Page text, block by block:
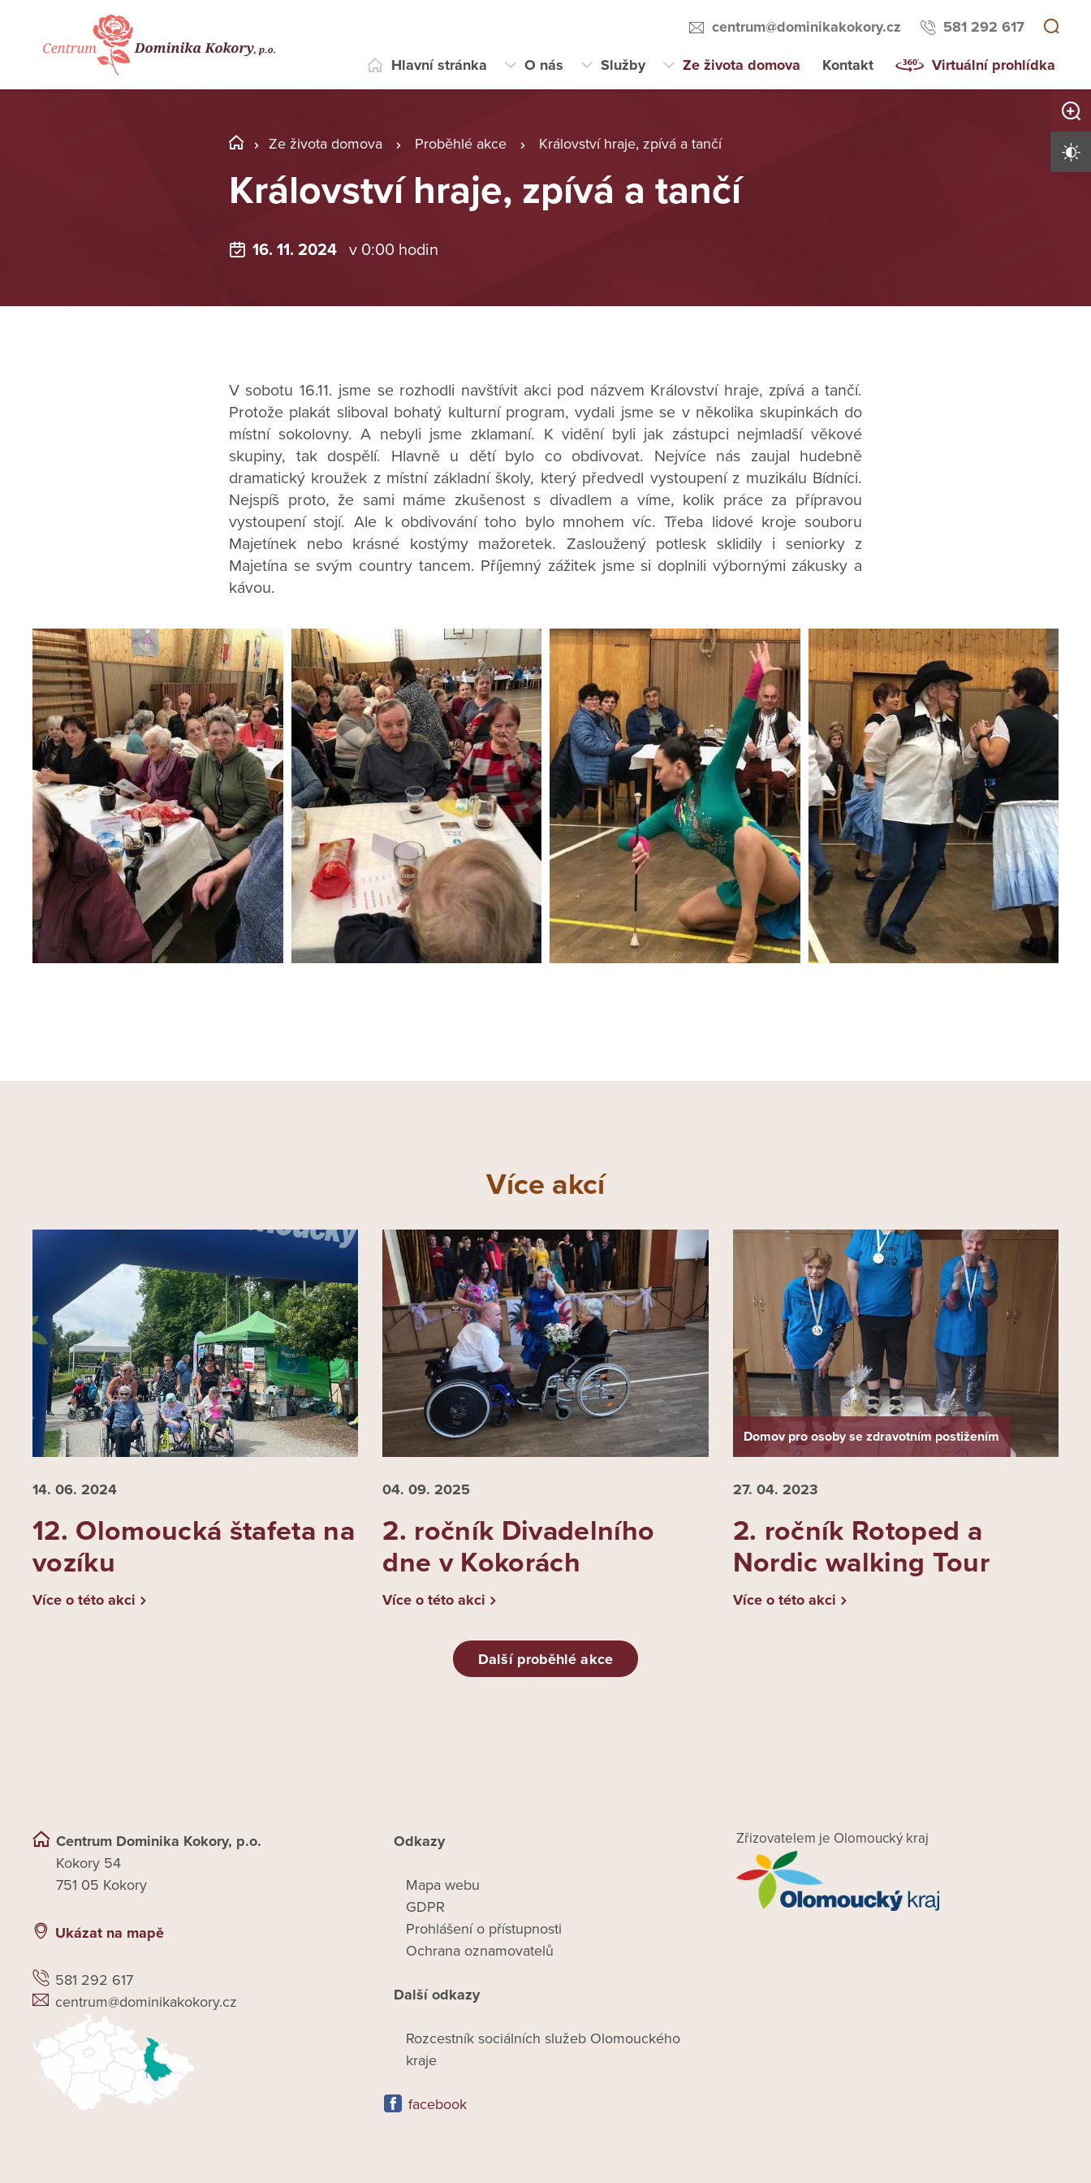
centrum@dominikakokory.cz 581 292 617
Hlavní stránka O nás Služby Ze života domova Kontakt Virtuální prohlídka
Ze života domova Proběhlé akce Království hraje, zpívá a tančí
Království hraje, zpívá a tančí
16. 11. 2024 v 0:00 hodin
V sobotu 16.11. jsme se rozhodli navštívit akci pod názvem Království hraje, zpívá a tančí.
Protože plakát sliboval bohatý kulturní program, vydali jsme se v několika skupinkách do
místní sokolovny. A nebyli jsme zklamaní. K vidění byli jak zástupci nejmladší věkové
skupiny, tak dospělí. Hlavně u dětí bylo co obdivovat. Nejvíce nás zaujal hudebně
dramatický kroužek z místní základní školy, který předvedl vystoupení z muzikálu Bídníci.
Nejspíš proto, že sami máme zkušenost s divadlem a víme, kolik práce za přípravou
vystoupení stojí. Ale k obdivování toho bylo mnohem víc. Třeba lidové kroje souboru
Majetínek nebo krásné kostýmy mažoretek. Zasloužený potlesk sklidily i seniorky z
Majetína se svým country tancem. Příjemný zážitek jsme si doplnili výbornými zákusky a
kávou.
Více akcí
14. 06. 2024
12. Olomoucká štafeta na
vozíku
Více o této akci
04. 09.2025
2. ročník Divadelního
dne v Kokorách
Více o této akci
Domov pro osoby se zdravotním postižením
27. 04. 2023
2. ročník Rotoped a
Nordic walking Tour
Více o této akci
Další proběhlé akce
Centrum Dominika Kokory, p.o.
Kokory 54
751 05 Kokory
Ukázat na mapě
581 292 617
centrum@dominikakokory.cz
Odkazy
Mapa webu
GDPR
Prohlášení o přístupnosti
Ochrana oznamovatelů
Další odkazy
Rozcestník sociálních služeb Olomouckého
kraje
facebook
Zřizovatelem je Olomoucký kraj